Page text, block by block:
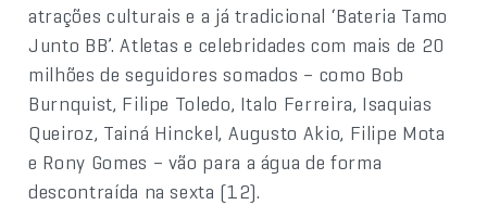
atrações culturais e a já tradicional ‘Bateria Tamo
Junto BB’. Atletas e celebridades com mais de 20
milhões de seguidores somados – como Bob
Burnquist, Filipe Toledo, Italo Ferreira, Isaquias
Queiroz, Tainá Hinckel, Augusto Akio, Filipe Mota
e Rony Gomes – vão para a água de forma
descontraída na sexta (12).